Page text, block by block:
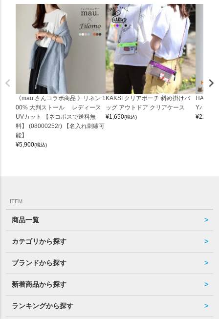
《mau.さんコラボ商品 》リネン 1
00% 大判ストール レディース
UVカット 【ネコポスで送料無
料】 (08000252r) 【名入れ刺繍可
能】
¥5,900(税込)
KAKSI クリアポーチ 斜め掛けバ
ッグ アウトドア クリアケース
¥1,650(税込)
Yバッグ
¥22,000
ITEM
商品一覧
カテゴリから探す
ブランドから探す
新着商品から探す
ランキングから探す